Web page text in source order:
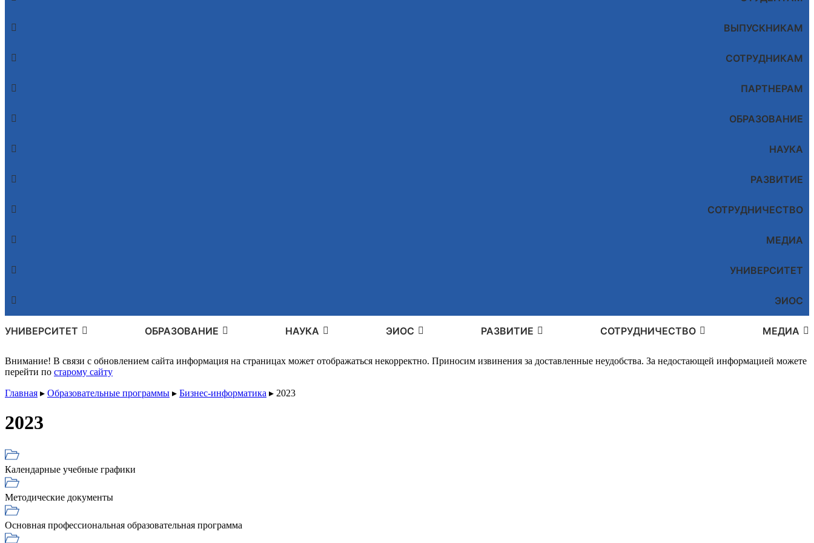
ВЫПУСКНИКАМ
СОТРУДНИКАМ
ПАРТНЕРАМ
ОБРАЗОВАНИЕ
НАУКА
РАЗВИТИЕ
СОТРУДНИЧЕСТВО
МЕДИА
УНИВЕРСИТЕТ
ЭИОС
УНИВЕРСИТЕТ ОБРАЗОВАНИЕ НАУКА ЭИОС РАЗВИТИЕ СОТРУДНИЧЕСТВО МЕДИА
Внимание! В связи с обновлением сайта информация на страницах может отображаться некорректно. Приносим извинения за доставленные неудобства. За недостающей информацией можете
перейти по старому сайту
Главная ▸ Образовательные программы ▸ Бизнес-информатика ▸ 2023
2023
Календарные учебные графики
Методические документы
Основная профессиональная образовательная программа